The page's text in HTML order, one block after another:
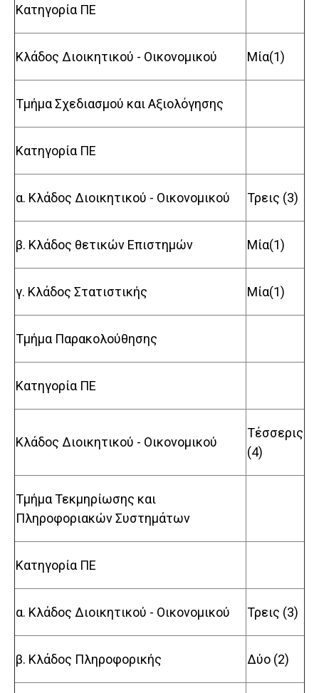
Κατηγορία ΠΕ
Κλάδος Διοικητικού - Οικονομικού Μία(1)
Τμήμα Σχεδιασμού και Αξιολόγησης
Κατηγορία ΠΕ
α. Κλάδος Διοικητικού - Οικονομικού Τρεις (3)
β. Κλάδος θετικών Επιστημών Μία(1)
γ. Κλάδος Στατιστικής Μία(1)
Τμήμα Παρακολούθησης
Κατηγορία ΠΕ
Κλάδος Διοικητικού - Οικονομικού
Τέσσερις
(4)
Τμήμα Τεκμηρίωσης και
Πληροφοριακών Συστημάτων
Κατηγορία ΠΕ
α. Κλάδος Διοικητικού - Οικονομικού Τρεις (3)
β. Κλάδος Πληροφορικής Δύο (2)